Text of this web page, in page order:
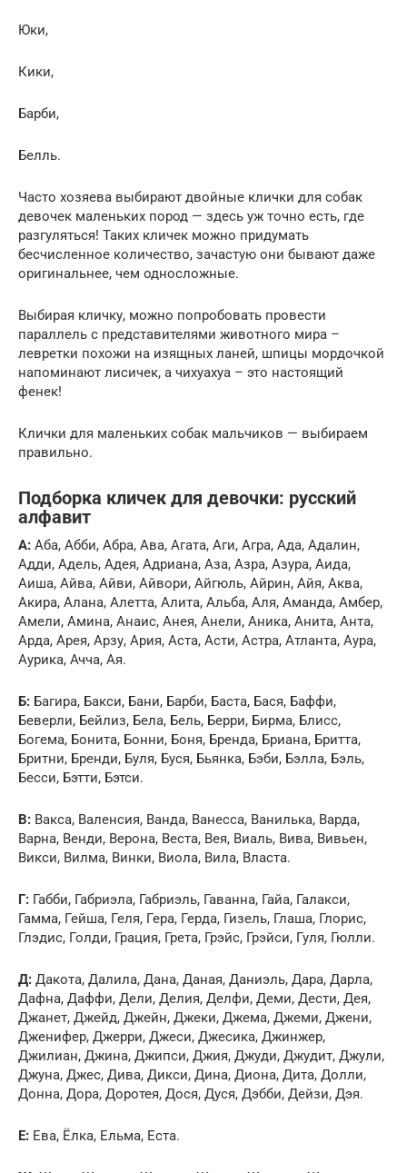
Юки,
Кики,
Барби,
Белль.
Часто хозяева выбирают двойные клички для собак
девочек маленьких пород — здесь уж точно есть, где
разгуляться! Таких кличек можно придумать
бесчисленное количество, зачастую они бывают даже
оригинальнее, чем односложные.
Выбирая кличку, можно попробовать провести
параллель с представителями животного мира –
левретки похожи на изящных ланей, шпицы мордочкой
напоминают лисичек, а чихуахуа – это настоящий
фенек!
Клички для маленьких собак мальчиков — выбираем
правильно.
Подборка кличек для девочки: русский
алфавит
А: Аба, Абби, Абра, Ава, Агата, Аги, Агра, Ада, Адалин,
Адди, Адель, Адея, Адриана, Аза, Азра, Азура, Аида,
Аиша, Айва, Айви, Айвори, Айгюль, Айрин, Айя, Аква,
Акира, Алана, Алетта, Алита, Альба, Аля, Аманда, Амбер,
Амели, Амина, Анаис, Анея, Анели, Аника, Анита, Анта,
Арда, Арея, Арзу, Ария, Аста, Асти, Астра, Атланта, Аура,
Аурика, Ачча, Ая.
Б: Багира, Бакси, Бани, Барби, Баста, Бася, Баффи,
Беверли, Бейлиз, Бела, Бель, Берри, Бирма, Блисс,
Богема, Бонита, Бонни, Боня, Бренда, Бриана, Бритта,
Бритни, Бренди, Буля, Буся, Бьянка, Бэби, Бэлла, Бэль,
Бесси, Бэтти, Бэтси.
В: Вакса, Валенсия, Ванда, Ванесса, Ванилька, Варда,
Варна, Венди, Верона, Веста, Вея, Виаль, Вива, Вивьен,
Викси, Вилма, Винки, Виола, Вила, Власта.
Г: Габби, Габриэла, Габриэль, Гаванна, Гайа, Галакси,
Гамма, Гейша, Геля, Гера, Герда, Гизель, Глаша, Глорис,
Глэдис, Голди, Грация, Грета, Грэйс, Грэйси, Гуля, Гюлли.
Д: Дакота, Далила, Дана, Даная, Даниэль, Дара, Дарла,
Дафна, Даффи, Дели, Делия, Делфи, Деми, Дести, Дея,
Джанет, Джейд, Джейн, Джеки, Джема, Джеми, Джени,
Дженифер, Джерри, Джеси, Джесика, Джинжер,
Джилиан, Джина, Джипси, Джия, Джуди, Джудит, Джули,
Джуна, Джес, Дива, Дикси, Дина, Диона, Дита, Долли,
Донна, Дора, Доротея, Дося, Дуся, Дэбби, Дейзи, Дэя.
Е: Ева, Ёлка, Ельма, Еста.